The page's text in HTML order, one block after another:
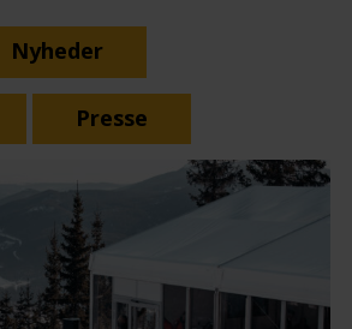
Nyheder
Presse